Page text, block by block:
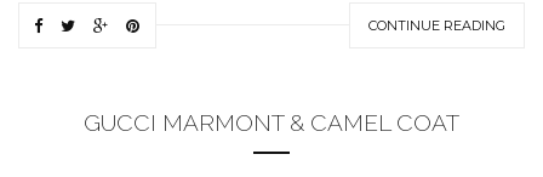
CONTINUE READING
GUCCI MARMONT & CAMEL COAT